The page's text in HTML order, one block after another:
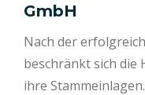
GmbH
Nach der
beschränkt sich die
ihre